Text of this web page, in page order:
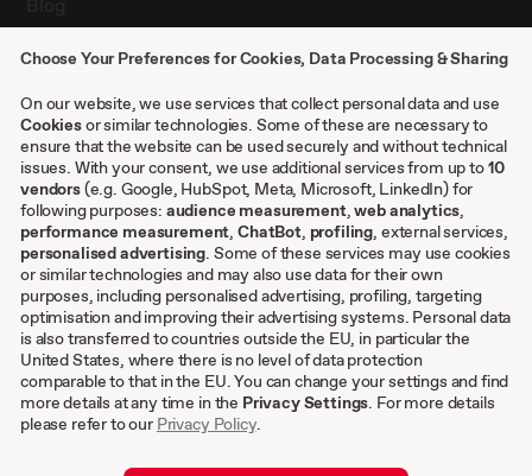
Presse
Kontakt
Case Studies
Sonstiges
AGB
Impressum
Datenschutzeinstellungen
Datenschutz
Cookies
DE
Choose Your Preferences for Cookies, Data Processing & Sharing
On our website, we use services that collect personal data and use
Cookiesor similar technologies. Some of these are necessary to
ensure that the website can be used securely and without technical
issues. With your consent, we use additional services from up to10
vendors(e.g. Google, HubSpot, Meta, Microsoft, LinkedIn) for
following purposes: audience measurement,web analytics,
performance measurement,ChatBot, profiling, external services,
personalised advertising. Some of these services may use cookies
or similar technologies and may also use data for their own
purposes, including personalised advertising, profiling, targeting
optimisation and improving their advertising systems. Personal data
is also transferred to countries outside the EU, in particular the
United States, where there is no level of data protection
comparable to that in the EU. You can change your settings and find
more details at any time in the Privacy Settings. For more details
please refer to our Privacy Policy.